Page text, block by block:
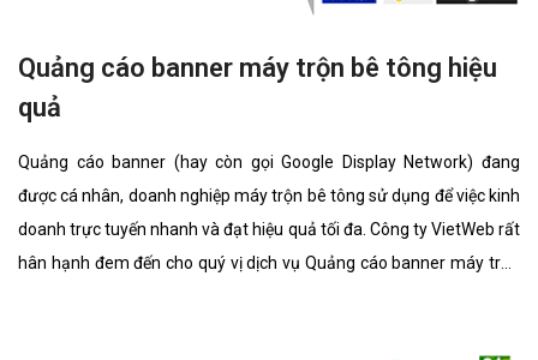
Quảng cáo banner máy trộn bê tông hiệu
quả
Quảng cáo banner (hay còn gọi Google Display Network) đang
được cá nhân, doanh nghiệp máy trộn bê tông sử dụng để việc kinh
doanh trực tuyến nhanh và đạt hiệu quả tối đa. Công ty VietWeb rất
hân hạnh đem đến cho quý vị dịch vụ Quảng cáo banner máy trộn